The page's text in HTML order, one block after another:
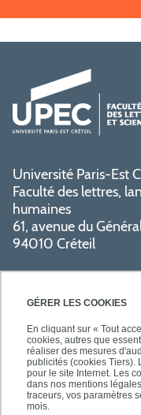
GÉRER LES COOKIES
En cliquant sur « Tout
cookies, autres que
réaliser des mesures
publicités (cookies Tiers).
pour le site Internet. Les
dans nos mentions
traceurs, vos paramètres
mois.
Université Paris-Est
Faculté des lettres,
humaines
61, avenue du
94010 Créteil
PRATIQUE
NOS FORMATIONS